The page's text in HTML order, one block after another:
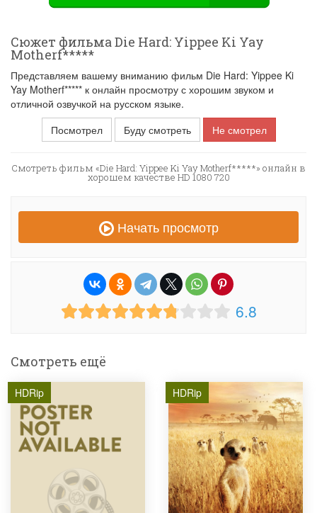
Сюжет фильма Die Hard: Yippee Ki Yay
Motherf*****
Представляем вашему вниманию фильм Die Hard: Yippee Ki
Yay Motherf***** к онлайн просмотру с хорошим звуком и
отличной озвучкой на русском языке.
Посмотрел
Буду смотреть Не смотрел
Смотреть фильм «Die Hard: Yippee Ki Yay Motherf*****» онлайн в
хорошем качестве HD 1080 720
Начать просмотр
6.8
Смотреть ещё
HDRip HDRip